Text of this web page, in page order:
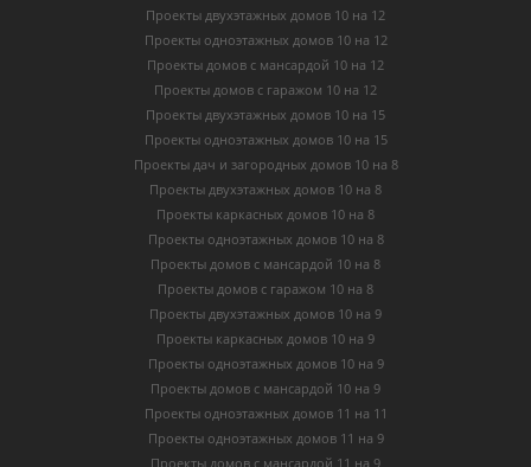
Проекты двухэтажных домов 10 на 12
Проекты одноэтажных домов 10 на 12
Проекты домов с мансардой 10 на 12
Проекты домов с гаражом 10 на 12
Проекты двухэтажных домов 10 на 15
Проекты одноэтажных домов 10 на 15
Проекты дач и загородных домов 10 на 8
Проекты двухэтажных домов 10 на 8
Проекты каркасных домов 10 на 8
Проекты одноэтажных домов 10 на 8
Проекты домов с мансардой 10 на 8
Проекты домов с гаражом 10 на 8
Проекты двухэтажных домов 10 на 9
Проекты каркасных домов 10 на 9
Проекты одноэтажных домов 10 на 9
Проекты домов с мансардой 10 на 9
Проекты одноэтажных домов 11 на 11
Проекты одноэтажных домов 11 на 9
Проекты домов с мансардой 11 на 9